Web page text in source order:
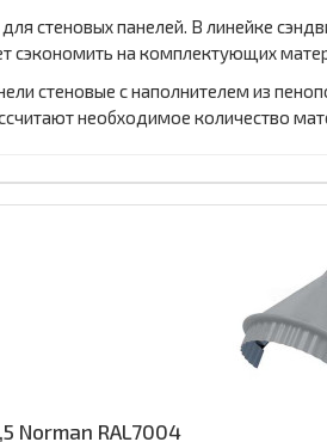
стеновых панелей. В линейке
сэкономить на комплектующих
стеновые с наполнителем из
необходимое количество
Norman RAL7004